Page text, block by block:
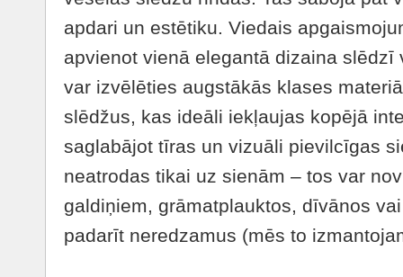
apdari un estētiku. Viedais
apvienot vienā elegantā dizaina
var izvēlēties augstākās klases
slēdžus, kas ideāli iekļaujas kopējā
saglabājot tīras un vizuāli pievilcīgas
neatrodas tikai uz sienām – tos var
galdiņiem, grāmatplauktos, dīvānos
padarīt neredzamus (mēs to